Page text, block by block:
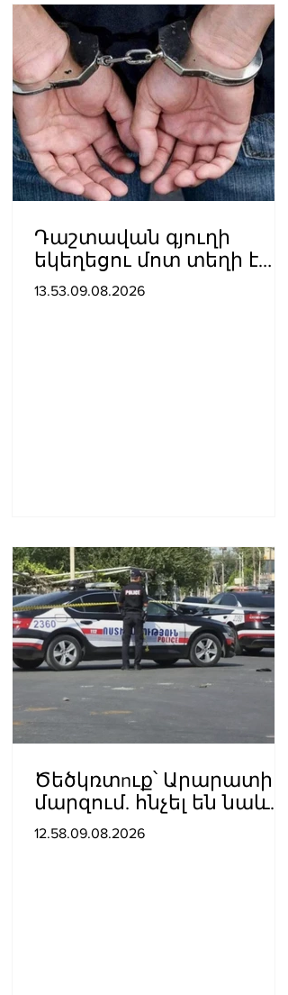
Դաշտավան գյուղի
եկեղեցու մոտ տեղի է
ունեցել ծեծկռտուք՝
13.53.09.08.2026
Ծեծկռտnւք՝ Արարատի
մարզում. հնչել են նաև
կրակnցներ, կան 10-ից
12.58.09.08.2026